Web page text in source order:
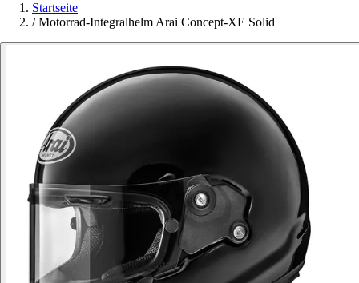
Startseite
/ Motorrad-Integralhelm Arai Concept-XE Solid